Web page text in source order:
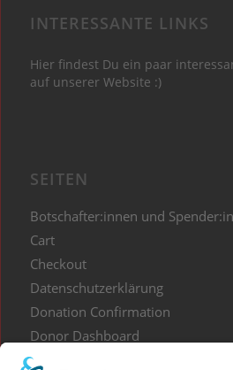
INTERESSANTE LINKS
Hier findest Du ein paar
auf unserer Website :)
SEITEN
Botschafter:innen und
Cart
Checkout
Datenschutzerklärung
Donation Confirmation
Donor Dashboard
Events